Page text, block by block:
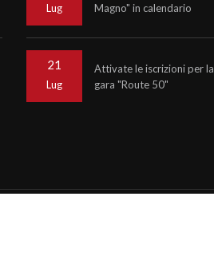
Lug
Magno" in calendario
21
Lug
Attivate le iscrizioni per la
gara "Route 50"